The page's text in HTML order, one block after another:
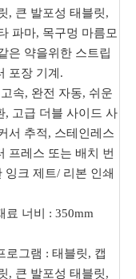
, 큰 발포성 태블릿,
파마, 목구멍 마름모
은 약을위한 스트립
포장 기계.
속, 완전 자동, 쉬운
, 고급 더블 사이드 사
서 추적, 스테인레스
프레스 또는 배치 번
잉크 제트/ 리본 인쇄
료 너비 : 350mm
로그램 : 태블릿, 캡
, 큰 발포성 태블릿,